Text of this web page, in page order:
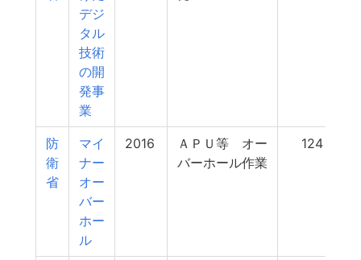
デジ
タル
技術
の開
発事
業
防
衛
省
マイ
ナー
オー
バー
ホー
ル
2016
ＡＰＵ等 オー
バーホール作業
124